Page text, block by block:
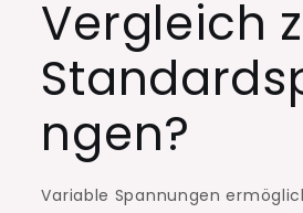
Vergleich
ngen?
Variable Spannungen